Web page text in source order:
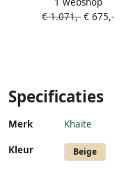
Zwart
€ 1.071,- € 675,-
Specificaties
Merk Khaite
Kleur Beige